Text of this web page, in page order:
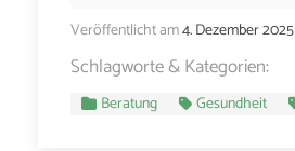
Veröffentlicht am4. Dezember 2025
Schlagworte & Kategorien:
Beratung Gesundheit